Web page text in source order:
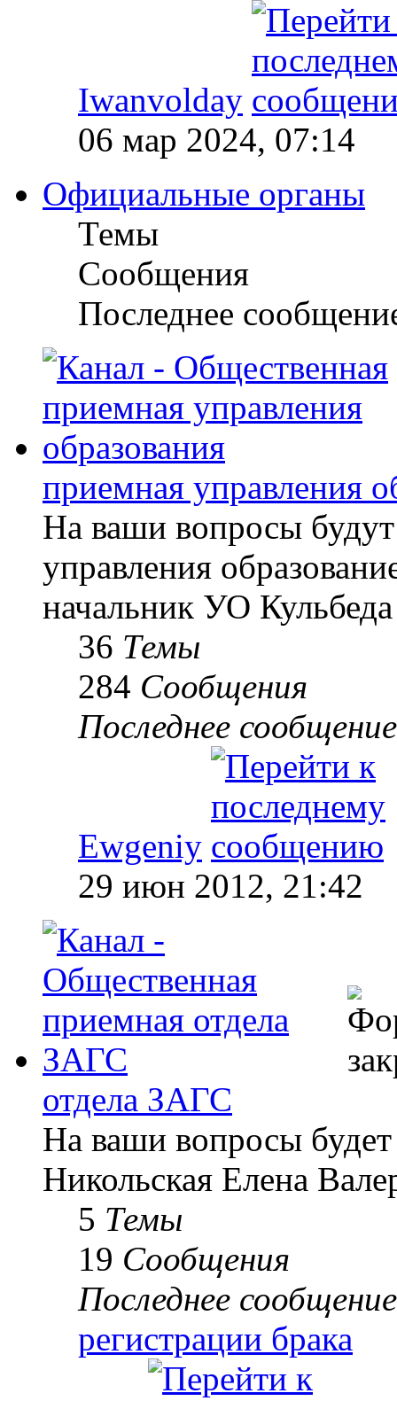
Iwanvolday
06 мар 2024, 07:14
Официальные органы
Темы
Сообщения
Последнее
приемная управления
На ваши вопросы будут
управления
начальник УО
36 Темы
284 Сообщения
Последнее сообщение
Ewgeniy
29 июн 2012, 21:42
отдела ЗАГС
На ваши вопросы
Никольская Елена
5 Темы
19 Сообщения
Последнее сообщение
регистрации брака